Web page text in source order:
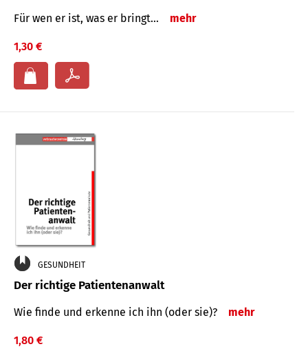
Für wen er ist, was er bringt… mehr
1,30 €
GESUNDHEIT
Der richtige Patientenanwalt
Wie finde und erkenne ich ihn (oder sie)? mehr
1,80 €